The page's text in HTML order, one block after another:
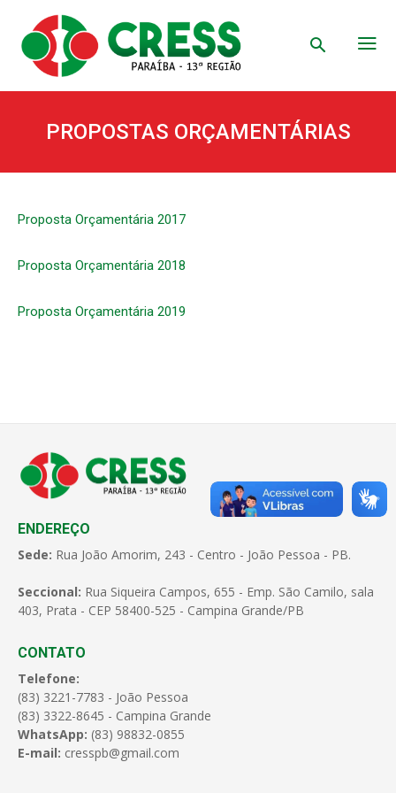
PROPOSTAS ORÇAMENTÁRIAS
Proposta Orçamentária 2017
Proposta Orçamentária 2018
Proposta Orçamentária 2019
ENDEREÇO
Sede: Rua João Amorim, 243 - Centro - João Pessoa - PB.
Seccional: Rua Siqueira Campos, 655 - Emp. São Camilo, sala
403, Prata - CEP 58400-525 - Campina Grande/PB
CONTATO
Telefone:
(83) 3221-7783 - João Pessoa
(83) 3322-8645 - Campina Grande
WhatsApp: (83) 98832-0855
E-mail: cresspb@gmail.com